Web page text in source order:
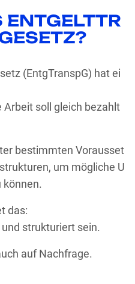
(EntgTranspG) hat ei
Arbeit soll gleich bezahlt
bestimmten Vorausset
um mögliche U
können.
das:
strukturiert sein.
auf Nachfrage.